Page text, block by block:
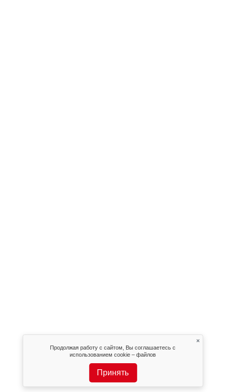
Продолжая работу с сайтом, Вы соглашаетесь с
использованием cookie – файлов
Принять
×